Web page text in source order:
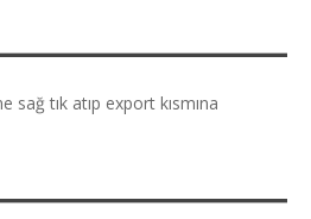
sağ tık atıp export kısmına